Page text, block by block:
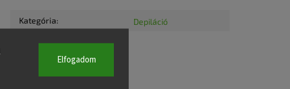
Elfogadom
Kategória: Depiláció